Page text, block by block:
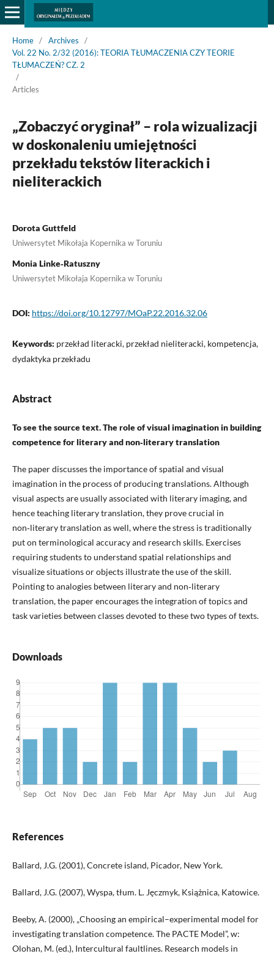
Home / Archives
/
Vol. 22 No. 2/32 (2016): TEORIA TŁUMACZENIA CZY TEORIE
TŁUMACZEŃ? CZ. 2
/
Articles
„Zobaczyć oryginał” – rola wizualizacji
w doskonaleniu umiejętności
przekładu tekstów literackich i
nieliterackich
Dorota Guttfeld
Uniwersytet Mikołaja Kopernika w Toruniu
Monia Linke‑Ratuszny
Uniwersytet Mikołaja Kopernika w Toruniu
DOI: https://doi.org/10.12797/MOaP.22.2016.32.06
Keywords: przekład literacki, przekład nieliteracki, kompetencja,
dydaktyka przekładu
Abstract
To see the source text. The role of visual imagination in building
competence for literary and non‑literary translation
The paper discusses the importance of spatial and visual
imagination in the process of producing translations. Although
visual aspects are usually associated with literary imaging, and
hence teaching literary translation, they prove crucial in
non‑literary translation as well, where the stress is traditionally
put on terminological accuracy and research skills. Exercises
requiring students to understand spatial relationships and
visualize situations or objects illustrate the use of the skill.
Pointing to analogies between literary and non‑literary
translation, the paper encourages the integration of topics and
task varieties between classes devoted to these two types of texts.
Downloads
References
Ballard, J.G. (2001), Concrete island, Picador, New York.
Ballard, J.G. (2007), Wyspa, tłum. L. Jęczmyk, Książnica, Katowice.
Beeby, A. (2000), „Choosing an empirical–experimental model for
investigating translation competence. The PACTE Model”, w:
Olohan, M. (ed.), Intercultural faultlines. Research models in